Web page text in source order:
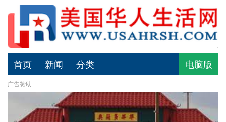
首页 新闻 分类 电脑版
广告赞助